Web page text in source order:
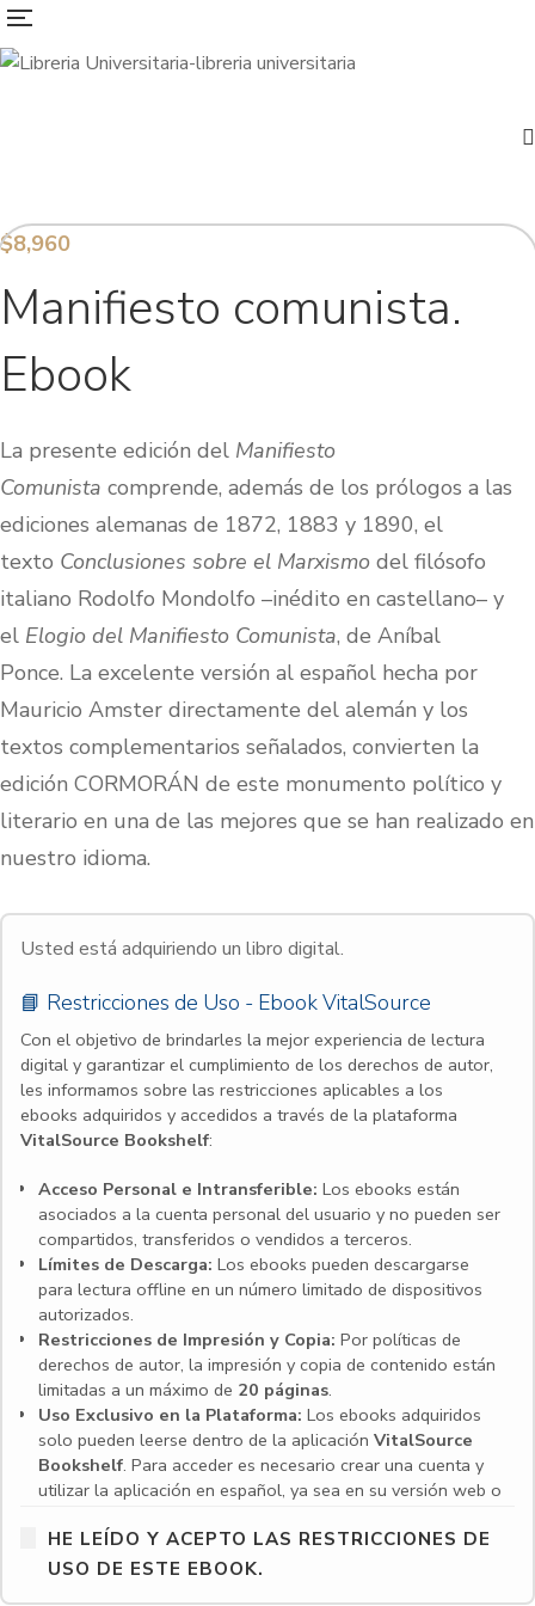
$8,960
Manifiesto comunista.
Ebook
La presente edición del Manifiesto
Comunista comprende, además de los prólogos a las
ediciones alemanas de 1872, 1883 y 1890, el
texto Conclusiones sobre el Marxismo del filósofo
italiano Rodolfo Mondolfo –inédito en castellano– y
el Elogio del Manifiesto Comunista, de Aníbal
Ponce. La excelente versión al español hecha por
Mauricio Amster directamente del alemán y los
textos complementarios señalados, convierten la
edición CORMORÁN de este monumento político y
literario en una de las mejores que se han realizado en
nuestro idioma.
Usted está adquiriendo un libro digital.
📘 Restricciones de Uso - Ebook VitalSource
Con el objetivo de brindarles la mejor experiencia de lectura
digital y garantizar el cumplimiento de los derechos de autor,
les informamos sobre las restricciones aplicables a los
ebooks adquiridos y accedidos a través de la plataforma
VitalSource Bookshelf:
Acceso Personal e Intransferible: Los ebooks están
asociados a la cuenta personal del usuario y no pueden ser
compartidos, transferidos o vendidos a terceros.
Límites de Descarga: Los ebooks pueden descargarse
para lectura offline en un número limitado de dispositivos
autorizados.
Restricciones de Impresión y Copia: Por políticas de
derechos de autor, la impresión y copia de contenido están
limitadas a un máximo de 20 páginas.
Uso Exclusivo en la Plataforma: Los ebooks adquiridos
solo pueden leerse dentro de la aplicación VitalSource
Bookshelf. Para acceder es necesario crear una cuenta y
utilizar la aplicación en español, ya sea en su versión web o
Compatibilidad de dispositivos:VitalSource Bookshelf es
compatible con una amplia gama de dispositivos,
HE LEÍDO Y ACEPTO LAS RESTRICCIONES DE
USO DE ESTE EBOOK.